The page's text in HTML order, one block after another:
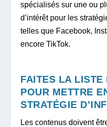
spécialisés sur une ou
d’intérêt pour les
telles que Facebook,
encore TikTok.
FAITES LA LISTE
POUR METTRE
STRATÉGIE
Les contenus doivent